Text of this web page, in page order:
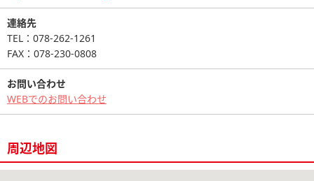
連絡先
TEL：078-262-1261
FAX：078-230-0808
お問い合わせ
WEBでのお問い合わせ
周辺地図